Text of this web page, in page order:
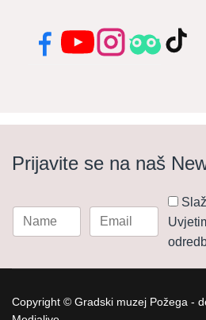
FacebookYouTubeInstagramTripadvisor
TikTok
Prijavite se na naš
Copyright © Gradski muzej Požega -